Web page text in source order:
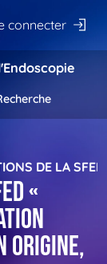
connecter
DE LA
«
origine,